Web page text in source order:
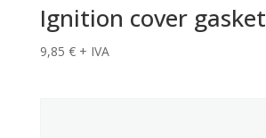
Ignition cover gasket
9,85 € + IVA